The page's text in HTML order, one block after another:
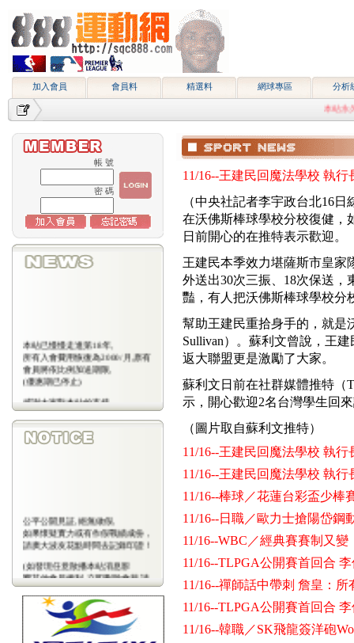
加入會員 會員料 精選料 網球專區 分析
本站永久
帳 號
密 碼
本站已慢慢走進第18年,
所有入會費用恢復為2000/月,原有
會員將依比例加送期限,
(優惠期已停止)
感謝大家對本站的支持
(包年優惠期已停止)
公平公開見証,絕無做假,
如果懷疑實力或有作假戰績成份，
請廣大波友花點時間去記錄印證！
(如發現任意散播本站消息影
響其他會員權利,立即刪除會藉,請
會
員注意)
11/16--王建民回魔法學校 執行
（中央社記者李宇政台北16
在沃佛斯棒球學校分校復健，
日前開心的在推特表示歡迎。
王建民本季效力堪薩斯市皇家
外送出30次三振、18次保送
豔，有人把沃佛斯棒球學校分
幫助王建民重拾身手的，就是
Sullivan）。蘇利文曾說，王
返大聯盟更是激勵了大家。
蘇利文日前在社群媒體推特（
示，開心歡迎2名台灣學生回
（圖片取自蘇利文推特）
11/16--王建民回魔法學校 執行
11/16--王建民回魔法學校 執行
11/16--棒球／花蓮台彩盃少
11/16--日職／歐力士搶陽岱
11/16--WBC／經典賽賽制又
11/16--TLPGA公開賽首回合
11/16--禪師話中帶刺 詹皇：所
11/16--TLPGA公開賽首回合
11/16--韓職／SK飛龍簽洋砲